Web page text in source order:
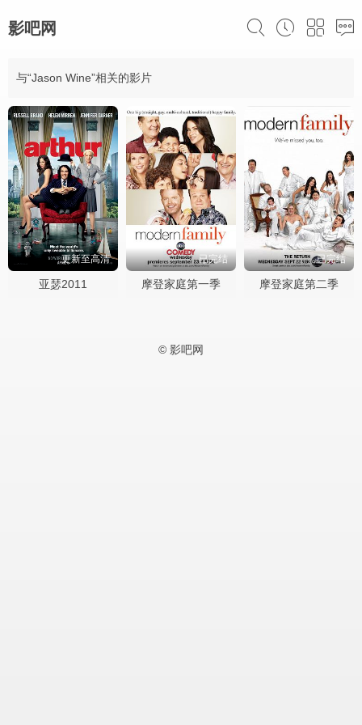
影吧网
与“Jason Wine”相关的影片
更新至高清
亚瑟2011
已完结
摩登家庭第一季
已完结
摩登家庭第二季
© 影吧网